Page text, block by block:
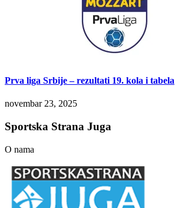
Prva liga Srbije – rezultati 19. kola i tabela
novembar 23, 2025
Sportska Strana Juga
O nama